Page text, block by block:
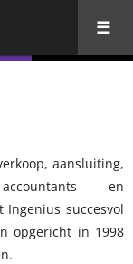
aansluiting,
en
succesvol
opgericht in 1998